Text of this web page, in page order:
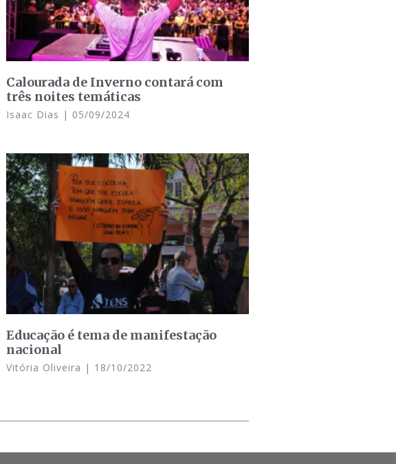
Calourada de Inverno contará com
três noites temáticas
Isaac Dias 05/09/2024
Educação é tema de manifestação
nacional
Vitória Oliveira 18/10/2022